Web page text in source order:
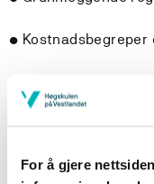
For å gjere
•